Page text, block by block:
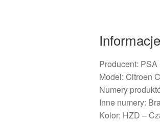
Producent:
Model: Citroen
Numery
Inne numery:
Kolor: HZD –